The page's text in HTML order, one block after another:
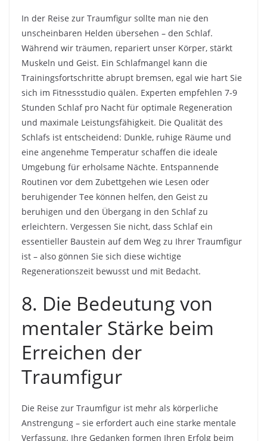
In der Reise zur Traumfigur sollte man nie den
unscheinbaren Helden übersehen – den Schlaf.
Während wir träumen, repariert unser Körper, stärkt
Muskeln und Geist. Ein Schlafmangel kann die
Trainingsfortschritte abrupt bremsen, egal wie hart Sie
sich im Fitnessstudio quälen. Experten empfehlen 7-9
Stunden Schlaf pro Nacht für optimale Regeneration
und maximale Leistungsfähigkeit. Die Qualität des
Schlafs ist entscheidend: Dunkle, ruhige Räume und
eine angenehme Temperatur schaffen die ideale
Umgebung für erholsame Nächte. Entspannende
Routinen vor dem Zubettgehen wie Lesen oder
beruhigender Tee können helfen, den Geist zu
beruhigen und den Übergang in den Schlaf zu
erleichtern. Vergessen Sie nicht, dass Schlaf ein
essentieller Baustein auf dem Weg zu Ihrer Traumfigur
ist – also gönnen Sie sich diese wichtige
Regenerationszeit bewusst und mit Bedacht.
8. Die Bedeutung von
mentaler Stärke beim
Erreichen der
Traumfigur
Die Reise zur Traumfigur ist mehr als körperliche
Anstrengung – sie erfordert auch eine starke mentale
Verfassung. Ihre Gedanken formen Ihren Erfolg beim